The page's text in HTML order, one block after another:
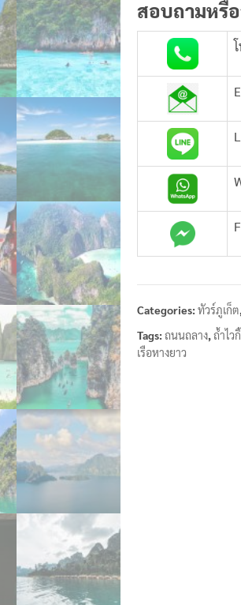
สอบถามหรื
Categories:ทัวร์ภูเก็ต
Tags:ถนนถลาง ,ถ้ำไว
เรือหางยาว